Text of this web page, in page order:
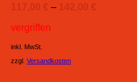
117,00 € – 142,00 €
vergriffen
inkl. MwSt.
zzgl. Versandkosten